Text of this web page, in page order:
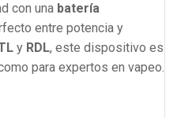
con una batería
entre potencia y
y RDL, este dispositivo es
para expertos en vapeo.